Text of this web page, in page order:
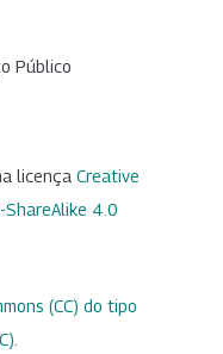
Público
licença Creative
ShareAlike 4.0
(CC) do tipo